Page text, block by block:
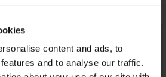
content and ads, to
and to analyse our traffic.